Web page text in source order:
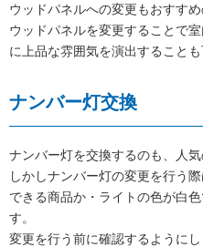
ウッドパネルへの変更もおすすめ
ウッドパネルを変更することで
に上品な雰囲気を演出することも
ナンバー灯交換
ナンバー灯を交換するのも、人気
しかしナンバー灯の変更を行う
できる商品か・ライトの色が白
す。
変更を行う前に確認するようにし